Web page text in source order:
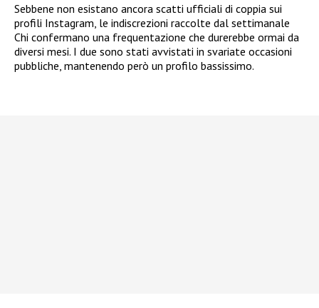
Sebbene non esistano ancora scatti ufficiali di coppia sui
profili Instagram, le indiscrezioni raccolte dal settimanale
Chi confermano una frequentazione che durerebbe ormai da
diversi mesi. I due sono stati avvistati in svariate occasioni
pubbliche, mantenendo però un profilo bassissimo.